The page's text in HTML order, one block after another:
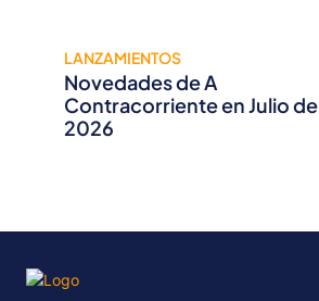
LANZAMIENTOS
Novedades de A
Contracorriente en Julio de
2026